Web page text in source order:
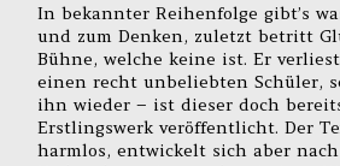
In bekannter Reihenfolge gibt’s
und zum Denken, zuletzt betritt
Bühne, welche keine ist. Er
einen recht unbeliebten Schüler,
ihn wieder – ist dieser doch
Erstlingswerk veröffentlicht. Der
harmlos, entwickelt sich aber